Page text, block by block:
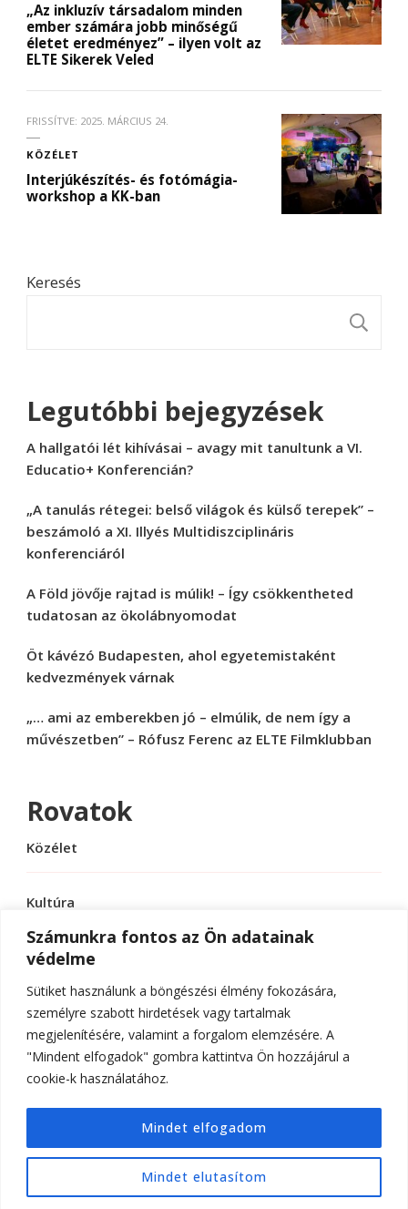
Számunkra fontos az Ön adatainak
védelme
Sütiket használunk a böngészési élmény fokozására,
személyre szabott hirdetések vagy tartalmak
megjelenítésére, valamint a forgalom elemzésére. A
"Mindent elfogadok" gombra kattintva Ön hozzájárul a
cookie-k használatához.
Mindet elutasítom
Mindet elfogadom
„Az inkluzív társadalom minden
ember számára jobb minőségű
életet eredményez” – ilyen volt az
ELTE Sikerek Veled
FRISSÍTVE: 2025. MÁRCIUS 24.
KÖZÉLET
Interjúkészítés- és fotómágia-
workshop a KK-ban
Keresés
Legutóbbi bejegyzések
A hallgatói lét kihívásai – avagy mit tanultunk a VI.
Educatio+ Konferencián?
„A tanulás rétegei: belső világok és külső terepek” –
beszámoló a XI. Illyés Multidiszciplináris
konferenciáról
A Föld jövője rajtad is múlik! – Így csökkentheted
tudatosan az ökolábnyomodat
Öt kávézó Budapesten, ahol egyetemistaként
kedvezmények várnak
„… ami az emberekben jó – elmúlik, de nem így a
művészetben” – Rófusz Ferenc az ELTE Filmklubban
Rovatok
Közélet
Kultúra
Sport
Tudomány
© Szerzői jog 2026ELTE Online
fenntartva.Hello Fashion | FejlesztetteBlossom
Themes.Készítette: WordPress